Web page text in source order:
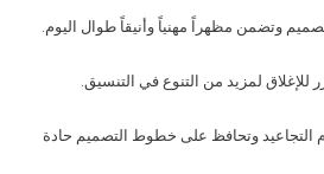
وتضمن مظهراً مهنياً وأنيقاً طوال اليوم.
لمزيد من التنوع في التنسيق.
التجاعيد وتحافظ على خطوط التصميم حادة